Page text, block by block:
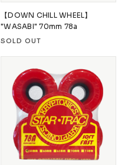
【DOWN CHILL WHEEL】
"WASABI" 70mm 78a
SOLD OUT